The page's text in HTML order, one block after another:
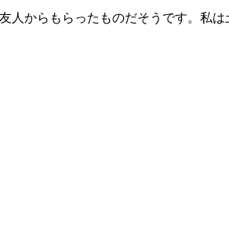
からもらったものだそうです。私